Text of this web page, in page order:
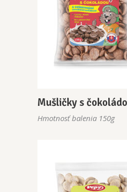
Mušličky s
Hmotnosť balenia 150g